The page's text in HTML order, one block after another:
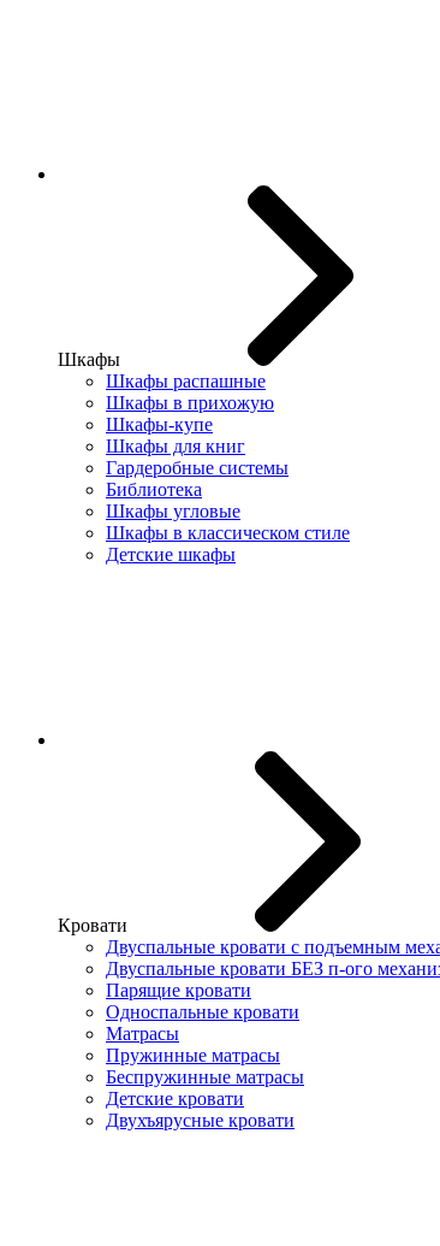
Шкафы
Шкафы распашные
Шкафы в прихожую
Шкафы-купе
Шкафы для книг
Гардеробные системы
Библиотека
Шкафы угловые
Шкафы в классическом стиле
Детские шкафы
Кровати
Двуспальные кровати с подъемным
Двуспальные кровати БЕЗ п-ого
Парящие кровати
Односпальные кровати
Матрасы
Пружинные матрасы
Беспружинные матрасы
Детские кровати
Двухъярусные кровати